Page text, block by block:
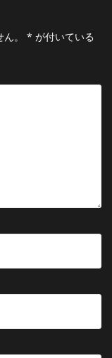
。 * が付いている